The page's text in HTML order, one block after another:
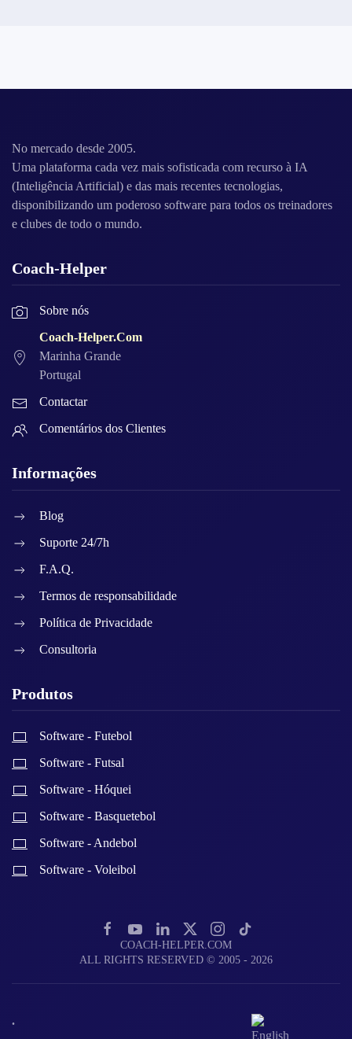
No mercado desde 2005.
Uma plataforma cada vez mais sofisticada com recurso à IA
(Inteligência Artificial) e das mais recentes tecnologias,
disponibilizando um poderoso software para todos os treinadores
e clubes de todo o mundo.
Coach-Helper
Sobre nós
Coach-Helper.Com
Marinha Grande
Portugal
Contactar
Comentários dos Clientes
Informações
Blog
Suporte 24/7h
F.A.Q.
Termos de responsabilidade
Política de Privacidade
Consultoria
Produtos
Software - Futebol
Software - Futsal
Software - Hóquei
Software - Basquetebol
Software - Andebol
Software - Voleibol
COACH-HELPER.COM
ALL RIGHTS RESERVED © 2005 - 2026
.